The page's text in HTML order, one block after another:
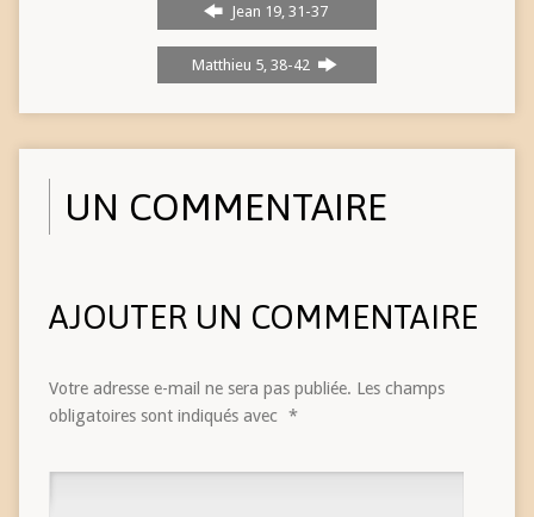
Jean 19, 31-37
Matthieu 5, 38-42
UN COMMENTAIRE
AJOUTER UN COMMENTAIRE
Votre adresse e-mail ne sera pas publiée. Les champs
obligatoires sont indiqués avec *